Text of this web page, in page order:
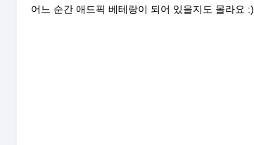
어느 순간 애드픽 베테랑이 되어 있을지도 몰라요 :)